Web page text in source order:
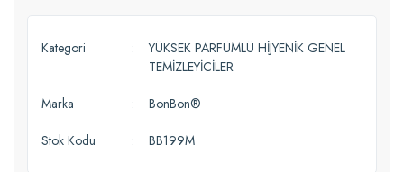
Kategori
YÜKSEK PARFÜMLÜ HİJYENİK GENEL
TEMİZLEYİCİLER
Marka BonBon®
Stok Kodu BB199M